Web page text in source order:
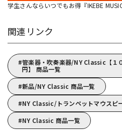
学生さんならいつでもお得『IKEBE
関連リンク
管楽器・吹奏楽器/NY Classic【１
円】 商品一覧
新品/NY Classic 商品一覧
NY Classic/トランペットマウスピ
NY Classic 商品一覧